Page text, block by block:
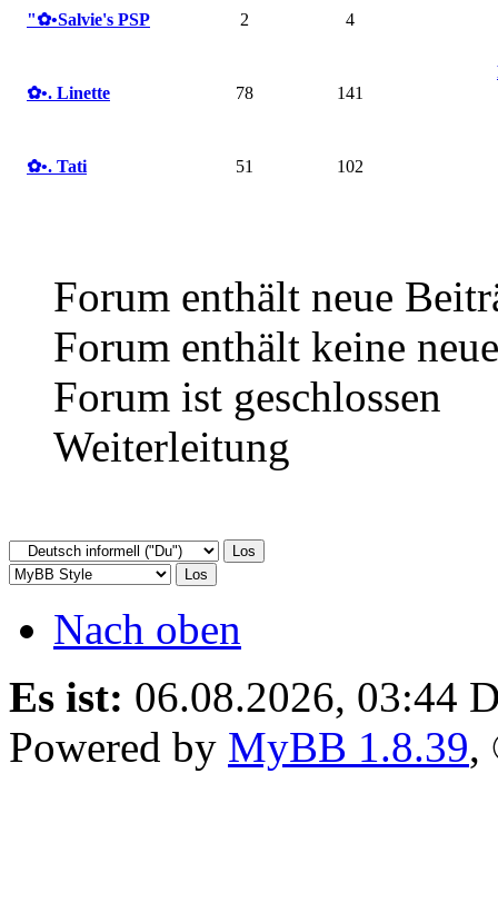
"✿ •Salvie's PSP 2 4
✿ •. Linette 78 141
✿ •. Tati 51 102
Forum enthält neue
Forum enthält keine
Forum ist geschlossen
Weiterleitung
Nach oben
Es ist: 06.08.2026, 03:44
Powered by MyBB 1.8.39,